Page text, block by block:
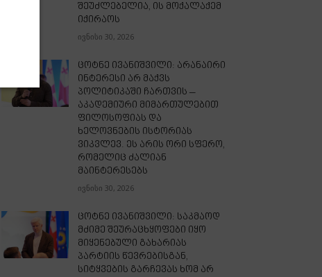
შეუძლებელია, ის მოქალაქემ
იქირაოს
ივნისი 30, 2026
ცოტნე ივანიშვილი: არანაირი
ინტერესი არ მაქვს
პოლიტიკაში ჩართვის –
აკადემიური მიმართულებით
ფილოსოფიას და
ხელოვნების ისტორიას
ვიკვლევ. ეს არის ორი სფერო,
რომელიც ძალიან
მაინტერესებს
ივნისი 30, 2026
ცოტნე ივანიშვილი: საკმაოდ
მძიმე შეურაცხყოფები იყო
მიყენებული გახარიას
პარტიის წევრებისგან,
სიტყვების გარჩევას ხომ არ